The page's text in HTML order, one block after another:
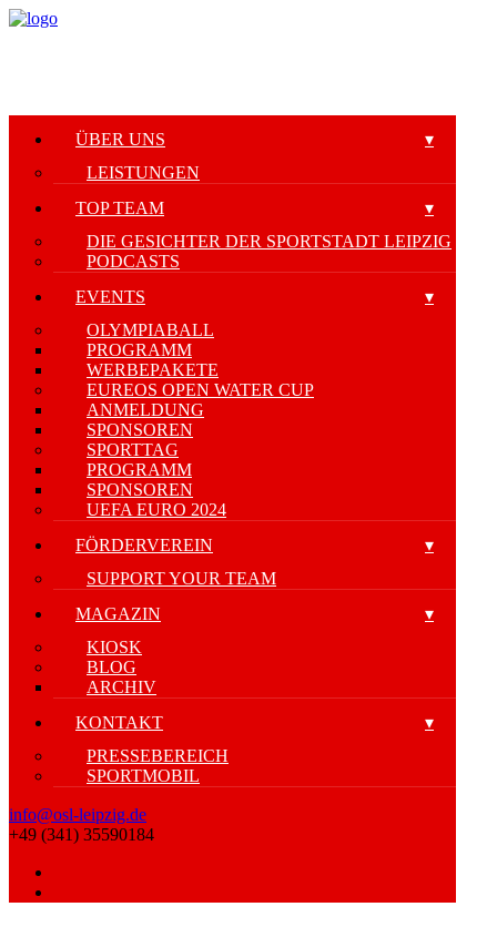
ÜBER UNS
LEISTUNGEN
TOP TEAM
DIE GESICHTER DER SPORTSTADT LEIPZIG
PODCASTS
EVENTS
OLYMPIABALL
PROGRAMM
WERBEPAKETE
EUREOS OPEN WATER CUP
ANMELDUNG
SPONSOREN
SPORTTAG
PROGRAMM
SPONSOREN
UEFA EURO 2024
FÖRDERVEREIN
SUPPORT YOUR TEAM
MAGAZIN
KIOSK
BLOG
ARCHIV
KONTAKT
PRESSEBEREICH
SPORTMOBIL
info@osl-leipzig.de
+49 (341) 35590184